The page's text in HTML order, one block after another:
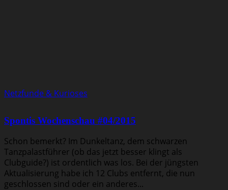
Netzfunde & Kurioses
Spontis Wochenschau #04/2015
Schon bemerkt? Im Dunkeltanz, dem schwarzen
Tanzpalastführer (ob das jetzt besser klingt als
Clubguide?) ist ordentlich was los. Bei der jüngsten
Aktualisierung habe ich 12 Clubs entfernt, die nun
geschlossen sind oder ein anderes...